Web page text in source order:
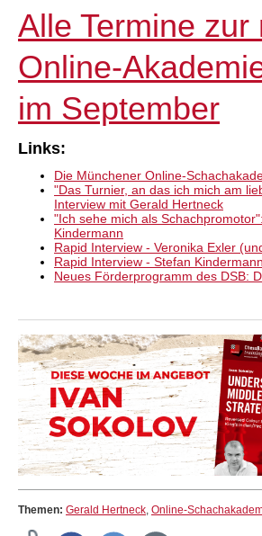
Alle Termine zur
Online-
im September
Links:
Die Münchener Online-
"Das Turnier, an das ich mich am
Interview mit Gerald Hertneck
"Ich sehe mich als
Kindermann
Rapid Interview - Veronika Exler
Rapid Interview - Stefan Kindermann
Neues Förderprogramm des DSB:
Themen: Gerald Hertneck, Online-